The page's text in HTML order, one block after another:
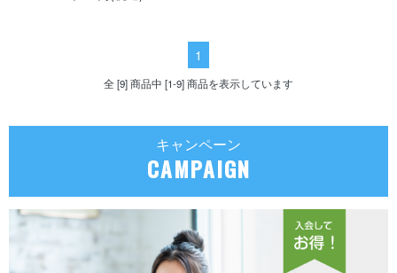
1
全 [9] 商品中 [1-9] 商品を表示しています
キャンペーン
CAMPAIGN